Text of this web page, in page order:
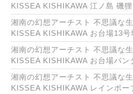
KISSEA KISHIKAWA 江ノ島 磯狸
湘南の幻想アーチスト 不思議な
KISSEA KISHIKAWA お台場13号
湘南の幻想アーチスト 不思議な
KISSEA KISHIKAWA お台場パン
湘南の幻想アーチスト 不思議な
KISSEA KISHIKAWA レインボー